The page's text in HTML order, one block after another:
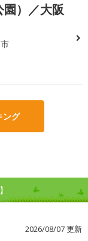
）／大阪
ング
2026/08/07 更新